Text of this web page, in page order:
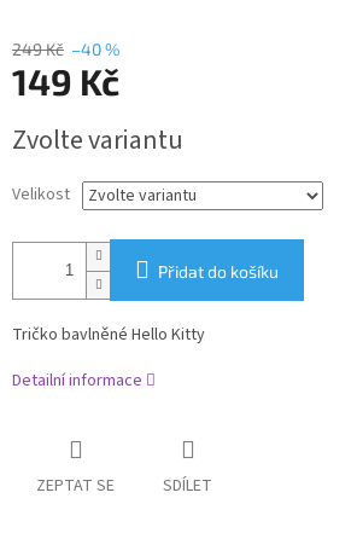
249 Kč –40 %
149 Kč
cena:
Zvolte variantu
Velikost
Přidat do košíku
Tričko bavlněné Hello Kitty
Detailní informace
ZEPTAT SE SDÍLET